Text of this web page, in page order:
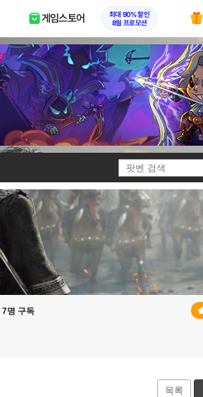
게임스토어
최대 90% 할인
8월 프로모션
7명 구독
목록